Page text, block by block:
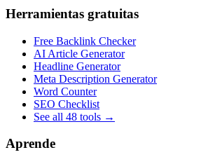
Herramientas gratuitas
Free Backlink Checker
AI Article Generator
Headline Generator
Meta Description Generator
Word Counter
SEO Checklist
See all 48 tools →
Aprende